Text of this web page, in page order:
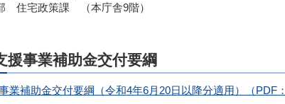
住宅政策課 （本庁舎9階）
援事業補助金交付要綱
業補助金交付要綱（令和4年6月20日以降分適用）（PDF：